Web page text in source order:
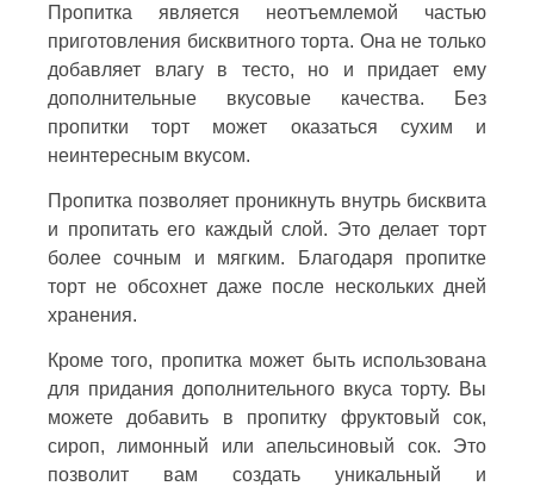
Пропитка является неотъемлемой частью
приготовления бисквитного торта. Она не только
добавляет влагу в тесто, но и придает ему
дополнительные вкусовые качества. Без
пропитки торт может оказаться сухим и
неинтересным вкусом.
Пропитка позволяет проникнуть внутрь бисквита
и пропитать его каждый слой. Это делает торт
более сочным и мягким. Благодаря пропитке
торт не обсохнет даже после нескольких дней
хранения.
Кроме того, пропитка может быть использована
для придания дополнительного вкуса торту. Вы
можете добавить в пропитку фруктовый сок,
сироп, лимонный или апельсиновый сок. Это
позволит вам создать уникальный и